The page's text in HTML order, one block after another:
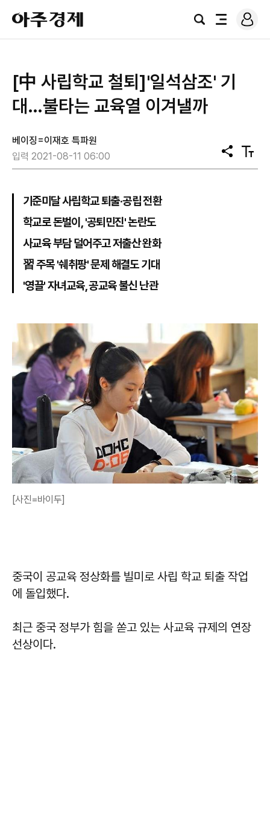
아
주
경
검
전
로
그
[中 사립학교 철퇴]'일석삼조' 기
대…불타는 교육열 이겨낼까
베이징=이재호 특파원
입력 2021-08-11 06:00
공
유
텍
스
기준미달 사립학교 퇴출·공립 전환
학교로 돈벌이, '공퇴민진' 논란도
사교육 부담 덜어주고 저출산 완화
習 주목 '쉐취팡' 문제 해결도 기대
'영끌' 자녀교육, 공교육 불신 난관
[사진=바이두]
중국이 공교육 정상화를 빌미로 사립 학교 퇴출 작업
에 돌입했다.
최근 중국 정부가 힘을 쏟고 있는 사교육 규제의 연장
선상이다.